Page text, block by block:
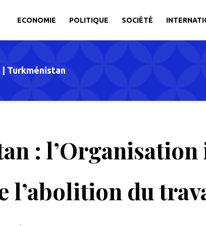
ECONOMIE POLITIQUE SOCIÉTÉ
| Turkménistan
:
l’abolition du